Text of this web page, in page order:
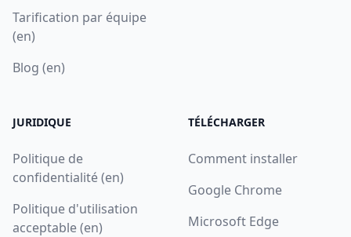
Tarification par équipe
(en)
Blog (en)
JURIDIQUE
Politique de
confidentialité (en)
Politique d'utilisation
acceptable (en)
TÉLÉCHARGER
Comment installer
Google Chrome
Microsoft Edge